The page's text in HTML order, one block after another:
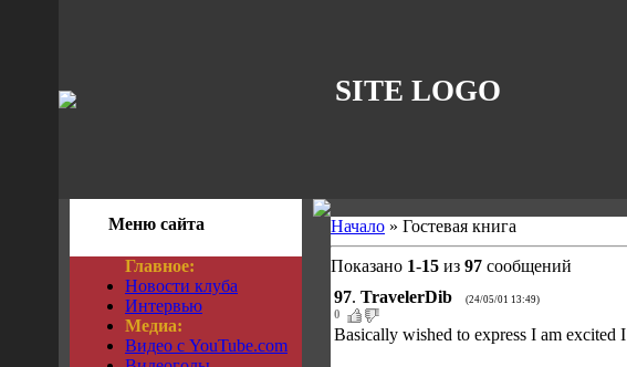
SITE LOGO
Меню сайта
Главное:
Новости клуба
Интервью
Медиа:
Видео с YouTube.com
Начало » Гостевая книга
Показано 1-15 из 97 сообщений
97. TravelerDib (24/05/01 13:49)
0
Basically wished to express I am excited